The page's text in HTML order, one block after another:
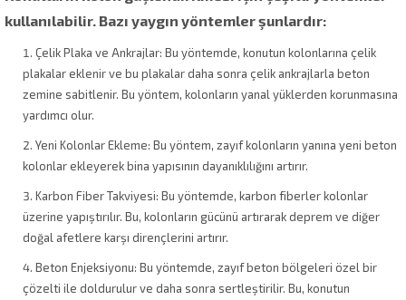
kullanılabilir. Bazı yaygın yöntemler şunlardır:
Çelik Plaka ve Ankrajlar: Bu yöntemde, konutun kolonlarına çelik
plakalar eklenir ve bu plakalar daha sonra çelik ankrajlarla beton
zemine sabitlenir. Bu yöntem, kolonların yanal yüklerden korunmasına
yardımcı olur.
Yeni Kolonlar Ekleme: Bu yöntem, zayıf kolonların yanına yeni beton
kolonlar ekleyerek bina yapısının dayanıklılığını artırır.
Karbon Fiber Takviyesi: Bu yöntemde, karbon fiberler kolonlar
üzerine yapıştırılır. Bu, kolonların gücünü artırarak deprem ve diğer
doğal afetlere karşı dirençlerini artırır.
Beton Enjeksiyonu: Bu yöntemde, zayıf beton bölgeleri özel bir
çözelti ile doldurulur ve daha sonra sertleştirilir. Bu, konutun